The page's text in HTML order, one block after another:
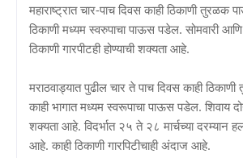
महाराष्ट्रात चार-पाच दिवस काही ठिकाणी तुरळक
ठिकाणी मध्यम स्वरुपाचा पाऊस पडेल‌‌. सोमवारी आणि
ठिकाणी गारपीटही होण्याची शक्यता आहे.
मराठवाड्यात पुढील चार ते पाच दिवस काही
काही भागात मध्यम स्वरूपाचा पाऊस पडेल‌. शिवाय
शक्यता आहे. विदर्भात २५ ते २८ मार्चच्या दरम्यान
आहे. काही ठिकाणी गारपिटीचाही अंदाज आहे.